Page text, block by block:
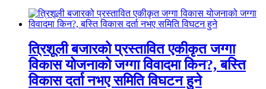
त्रिशूली बजारको प्रस्तावित एकीकृत जग्गा
विकास योजनाको जग्गा विवादमा किन?, बस्ति
विकास दर्ता नभए समिति विघटन हुने